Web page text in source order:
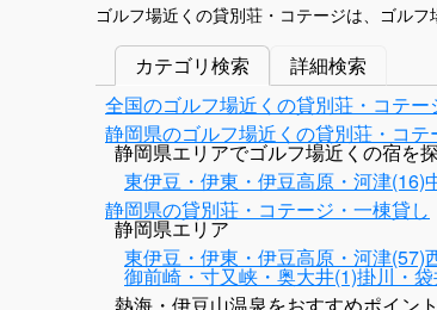
ゴルフ場近くの貸別荘・コテージは、ゴル
カテゴリ検索
詳細検索
全国のゴルフ場近くの貸別荘・コテー
静岡県のゴルフ場近くの貸別荘・コテ
静岡県エリアでゴルフ場近くの宿を
東伊豆・伊東・伊豆高原・河津(16)
静岡県の貸別荘・コテージ・一棟貸し
静岡県エリア
東伊豆・伊東・伊豆高原・河津(57)
御前崎・寸又峡・奥大井(1)掛川・